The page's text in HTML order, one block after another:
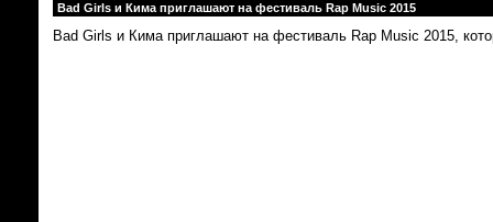
Bad Girls и Кима приглашают на фестиваль Rap Music 2015
Bad Girls и Кима приглашают на фестиваль Rap Music 2015,